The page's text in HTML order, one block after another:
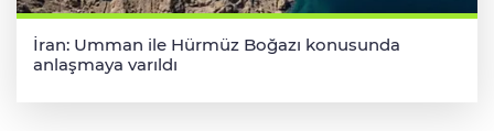
İran: Umman ile Hürmüz Boğazı konusunda
anlaşmaya varıldı